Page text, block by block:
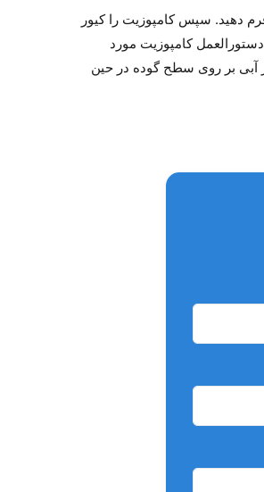
دهید. سپس کامپوزیت را کیور
10 ثانیه است برای کیور کامل کامپوزیت از دستورالعمل کامپوزیت مورد
آبی بر روی سطح گوده در حین